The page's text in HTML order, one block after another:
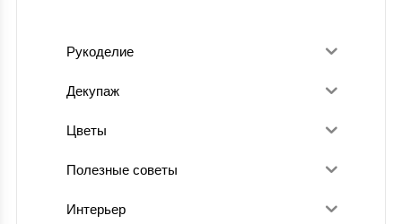
Рукоделие
Декупаж
Цветы
Полезные советы
Интерьер